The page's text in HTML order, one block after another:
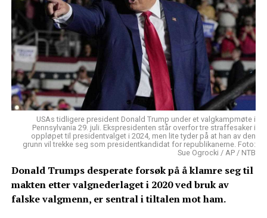
USAs tidligere president Donald Trump under et valgkampmøte i
Pennsylvania 29. juli. Ekspresidenten står overfor tre straffesaker i
oppløpet til presidentvalget i 2024, men lite tyder på at han av den
grunn vil trekke seg som presidentkandidat for republikanerne. Foto:
Sue Ogrocki / AP / NTB
Donald Trumps desperate forsøk på å klamre seg til
makten etter valgnederlaget i 2020 ved bruk av
falske valgmenn, er sentral i tiltalen mot ham.